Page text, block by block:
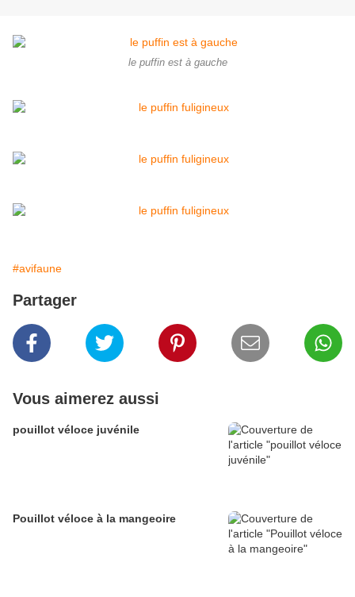
le puffin est à gauche
#avifaune
Partager
Vous aimerez aussi
pouillot véloce juvénile
Pouillot véloce à la mangeoire